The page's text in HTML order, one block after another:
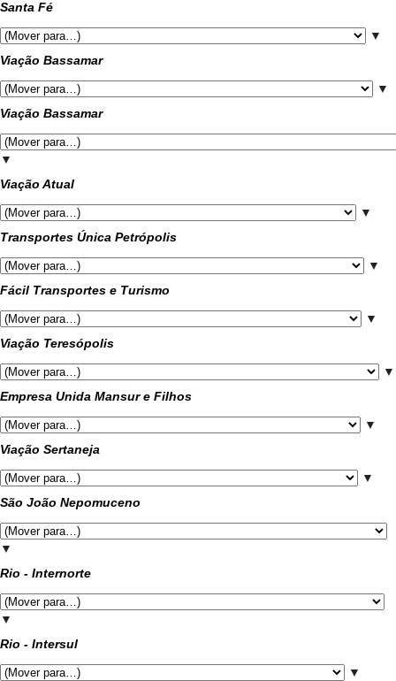
Santa Fé
▼
Viação Bassamar
▼
Viação Bassamar
▼
Viação Atual
▼
Transportes Única Petrópolis
▼
Fácil Transportes e Turismo
▼
Viação Teresópolis
▼
Empresa Unida Mansur e Filhos
▼
Viação Sertaneja
▼
São João Nepomuceno
▼
Rio - Internorte
▼
Rio - Intersul
▼